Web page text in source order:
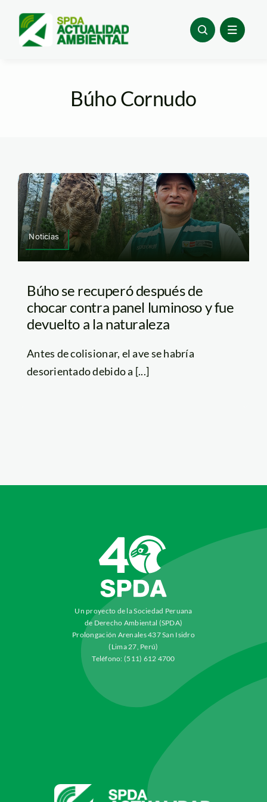
content
Búho Cornudo
Noticias
Búho se recuperó después de
chocar contra panel luminoso y fue
devuelto a la naturaleza
Antes de colisionar, el ave se habría
desorientado debido a [...]
Un proyecto de la Sociedad Peruana
de Derecho Ambiental (SPDA)
Prolongación Arenales 437 San Isidro
(Lima 27, Perú)
Teléfono: (511) 612 4700